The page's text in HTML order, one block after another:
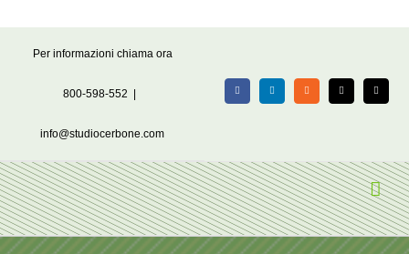
Per informazioni chiama ora
800-598-552
info@studiocerbone.com
FacebookLinkedIn Rss X Email